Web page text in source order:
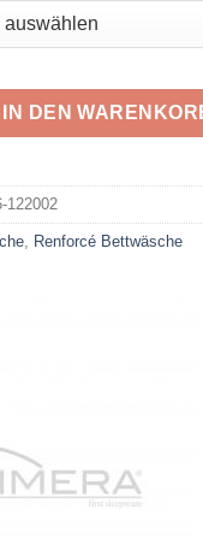
Menge
IN DEN
122002
, Renforcé Bettwäsche